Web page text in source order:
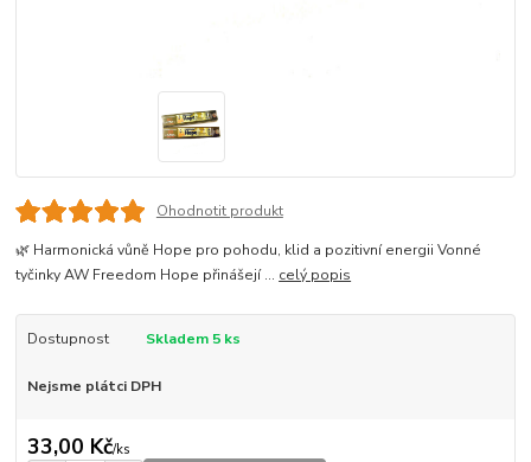
Ohodnotit produkt
🌿 Harmonická vůně Hope pro pohodu, klid a pozitivní energii Vonné
tyčinky AW Freedom Hope přinášejí ... celý popis
Dostupnost Skladem 5 ks
Nejsme plátci DPH
33,00 Kč/ks